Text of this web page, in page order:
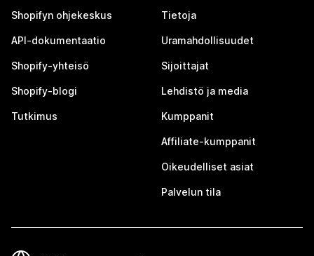
Shopifyn ohjekeskus
API-dokumentaatio
Shopify-yhteisö
Shopify-blogi
Tutkimus
Tietoja
Uramahdollisuudet
Sijoittajat
Lehdistö ja media
Kumppanit
Affiliate-kumppanit
Oikeudelliset asiat
Palvelun tila